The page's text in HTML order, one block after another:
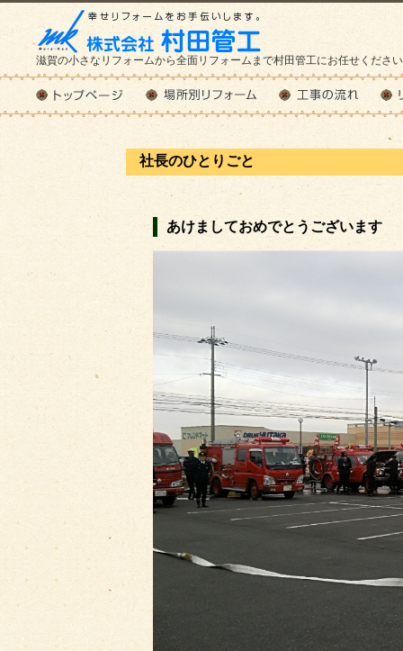
滋賀の小さなリフォームから全面リフォームまで村田管工にお任せくださ
社長のひとりごと
あけましておめでとうございます